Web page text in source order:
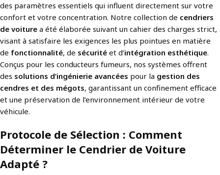
des paramètres essentiels qui influent directement sur votre
confort et votre concentration. Notre collection de cendriers
de voiture a été élaborée suivant un cahier des charges strict,
visant à satisfaire les exigences les plus pointues en matière
de fonctionnalité, de sécurité et d’intégration esthétique.
Conçus pour les conducteurs fumeurs, nos systèmes offrent
des solutions d’ingénierie avancées pour la gestion des
cendres et des mégots, garantissant un confinement efficace
et une préservation de l’environnement intérieur de votre
véhicule.
Protocole de Sélection : Comment
Déterminer le Cendrier de Voiture
Adapté ?